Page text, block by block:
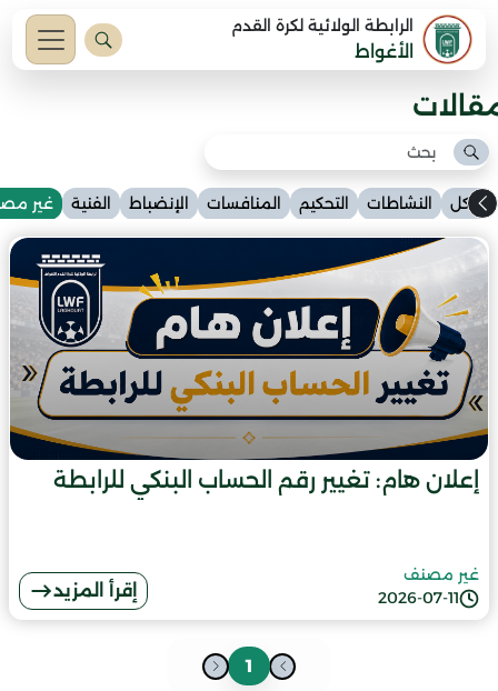
الرابطة الولائية لكرة القدم
الأغواط
الكل النشاطات التحكيم المنافسات الإنضباط الفنية غير
إعلان هام: تغيير رقم الحساب البنكي للرابطة
2026-07-11
غير مصنف
إقرأ المزيد
1